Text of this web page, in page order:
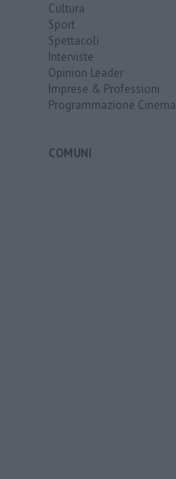
Cultura
Sport
Spettacoli
Interviste
Opinion Leader
Imprese & Professioni
Programmazione Cinema
COMUNI